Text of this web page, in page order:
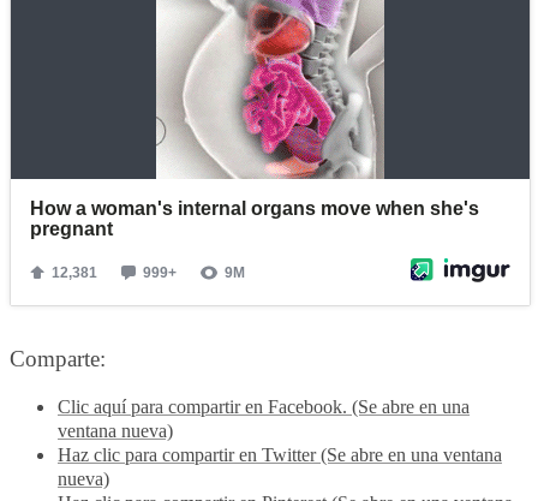
Comparte:
Clic aquí para compartir en Facebook. (Se abre en una
ventana nueva)
Haz clic para compartir en Twitter (Se abre en una ventana
nueva)